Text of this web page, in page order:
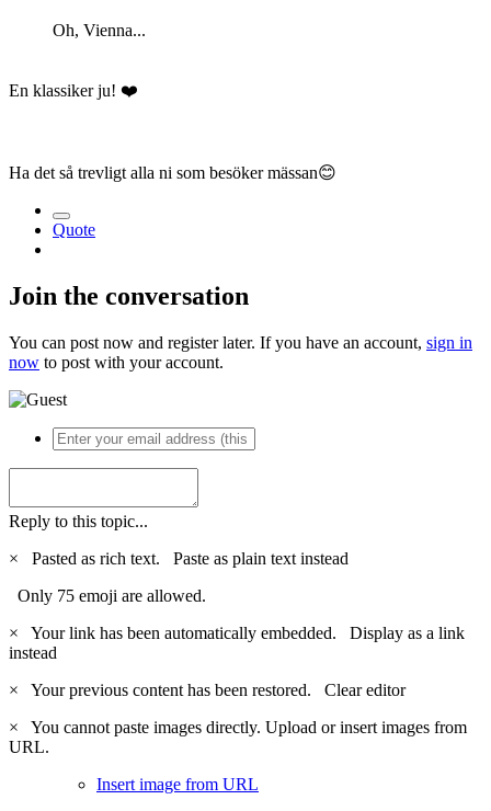
Oh, Vienna...
En klassiker ju! ❤️
Ha det så trevligt alla ni som besöker mässan😊
Quote
Join the conversation
You can post now and register later. If you have an account, sign in
now to post with your account.
Reply to this topic...
×
Pasted as rich text. Paste as plain text instead
Only 75 emoji are allowed.
×
Your link has been automatically embedded. Display as a link
instead
×
Your previous content has been restored. Clear editor
×
You cannot paste images directly. Upload or insert images from
URL.
Insert image from URL